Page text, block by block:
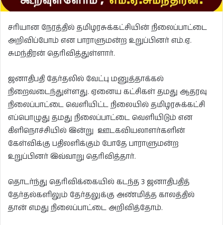
சரியான நேரத்தில் தமிழரசுக்கட்சியின் நிலைப்பாட்டை
அறிவிப்போம் என பாராளுமன்ற உறுப்பினர் எம்.ஏ.
சுமந்திரன் தெரிவித்துள்ளார்.
ஜனாதிபதி தேர்தலில் வேட்பு மனுத்தாக்கல்
நிறைவடைந்துள்ளது. ஏனைய கட்சிகள் தமது ஆதரவு
நிலைப்பாட்டை வெளியிட்ட நிலையில் தமிழரசுக்கட்சி
எப்பொழுது தமது நிலைப்பாட்டை வெளியிடும் என
கிளிநொச்சியில் இன்று ஊடகவியலாளர்களின்
கேள்விக்கு பதிலளிக்கும் போதே பாராளுமன்ற
உறுப்பினர் இவ்வாறு தெரிவித்தார்.
தொடர்ந்து தெரிவிக்கையில் கடந்த 3 ஜனாதிபதித்
தேர்தல்களிலும் தேர்தலுக்கு அண்மித்த காலத்தில்
தான் எமது நிலைப்பாட்டை அறிவித்தோம்.